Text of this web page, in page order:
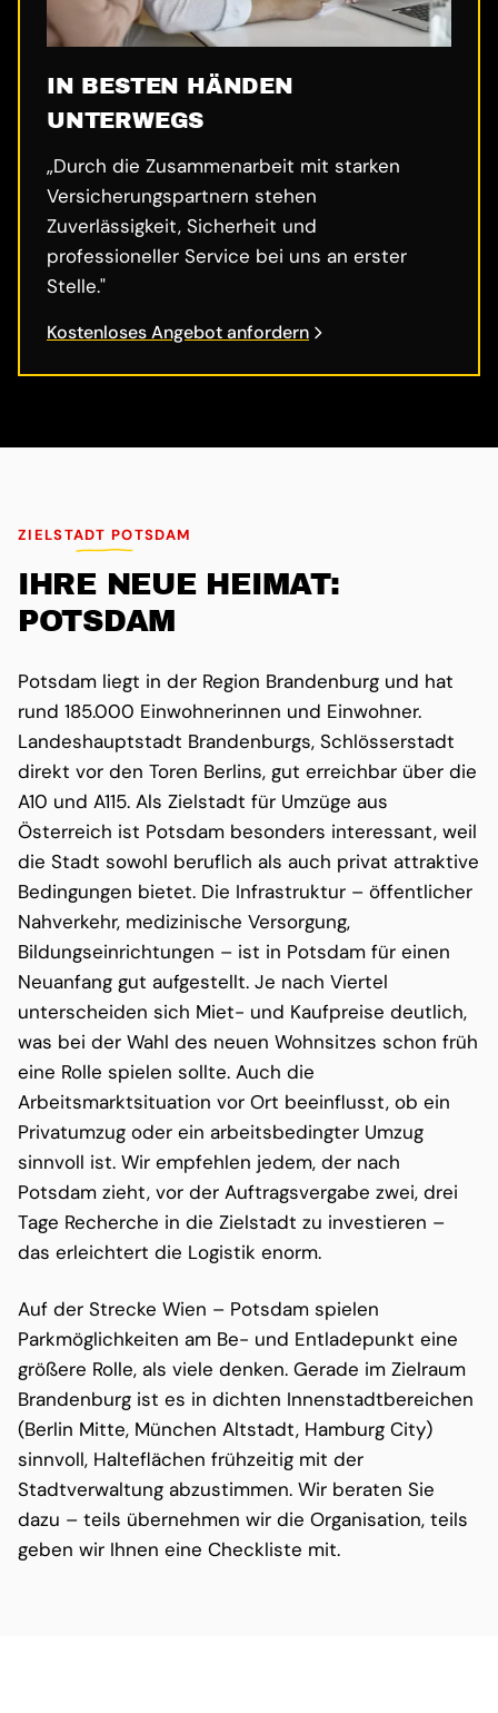
IN BESTEN HÄNDEN
UNTERWEGS
„Durch die Zusammenarbeit mit starken
Versicherungspartnern stehen
Zuverlässigkeit, Sicherheit und
professioneller Service bei uns an erster
Stelle."
Kostenloses Angebot anfordern
ZIELSTADT POTSDAM
IHRE NEUE HEIMAT:
POTSDAM
Potsdam liegt in der Region Brandenburg und hat
rund 185.000 Einwohnerinnen und Einwohner.
Landeshauptstadt Brandenburgs, Schlösserstadt
direkt vor den Toren Berlins, gut erreichbar über die
A10 und A115. Als Zielstadt für Umzüge aus
Österreich ist Potsdam besonders interessant, weil
die Stadt sowohl beruflich als auch privat attraktive
Bedingungen bietet. Die Infrastruktur – öffentlicher
Nahverkehr, medizinische Versorgung,
Bildungseinrichtungen – ist in Potsdam für einen
Neuanfang gut aufgestellt. Je nach Viertel
unterscheiden sich Miet- und Kaufpreise deutlich,
was bei der Wahl des neuen Wohnsitzes schon früh
eine Rolle spielen sollte. Auch die
Arbeitsmarktsituation vor Ort beeinflusst, ob ein
Privatumzug oder ein arbeitsbedingter Umzug
sinnvoll ist. Wir empfehlen jedem, der nach
Potsdam zieht, vor der Auftragsvergabe zwei, drei
Tage Recherche in die Zielstadt zu investieren –
das erleichtert die Logistik enorm.
Auf der Strecke Wien – Potsdam spielen
Parkmöglichkeiten am Be- und Entladepunkt eine
größere Rolle, als viele denken. Gerade im Zielraum
Brandenburg ist es in dichten Innenstadtbereichen
(Berlin Mitte, München Altstadt, Hamburg City)
sinnvoll, Halteflächen frühzeitig mit der
Stadtverwaltung abzustimmen. Wir beraten Sie
dazu – teils übernehmen wir die Organisation, teils
geben wir Ihnen eine Checkliste mit.